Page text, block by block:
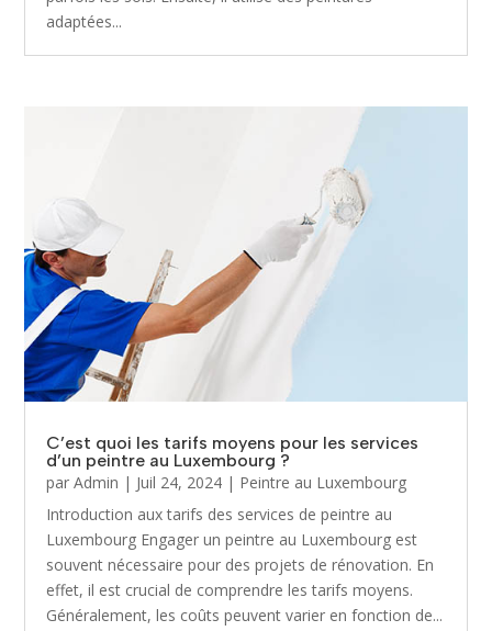
adaptées...
C’est quoi les tarifs moyens pour les services
d’un peintre au Luxembourg ?
parAdmin | Juil 24, 2024 | Peintre au Luxembourg
Introduction aux tarifs des services de peintre au
Luxembourg Engager un peintre au Luxembourg est
souvent nécessaire pour des projets de rénovation. En
effet, il est crucial de comprendre les tarifs moyens.
Généralement, les coûts peuvent varier en fonction de...